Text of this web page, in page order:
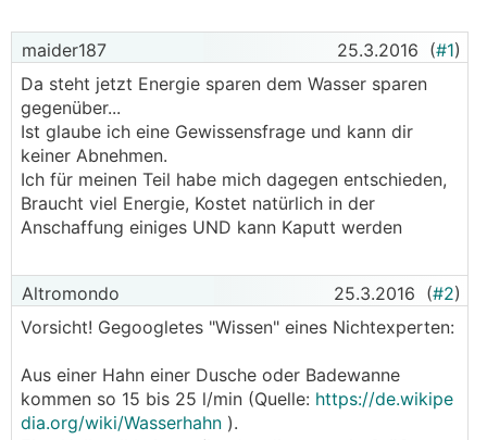
maider187 25.3.2016 (#1)
Da steht jetzt Energie sparen dem Wasser sparen
gegenüber...
Ist glaube ich eine Gewissensfrage und kann dir
keiner Abnehmen.
Ich für meinen Teil habe mich dagegen entschieden,
Braucht viel Energie, Kostet natürlich in der
Anschaffung einiges UND kann Kaputt werden
Altromondo 25.3.2016 (#2)
Vorsicht! Gegoogletes "Wissen" eines Nichtexperten:
Aus einer Hahn einer Dusche oder Badewanne
kommen so 15 bis 25 l/min (Quelle: https://de.wikipe
dia.org/wiki/Wasserhahn ).